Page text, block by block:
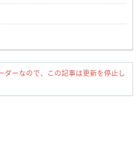
ーなので、この記事は更新を停止し